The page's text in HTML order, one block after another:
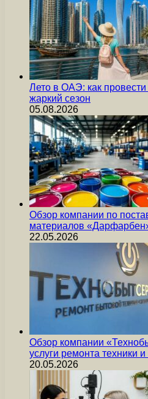
Лето в ОАЭ: как
жаркий сезон
05.08.2026
Обзор компании по
материалов
22.05.2026
Обзор компании
услуги ремонта техники и
20.05.2026